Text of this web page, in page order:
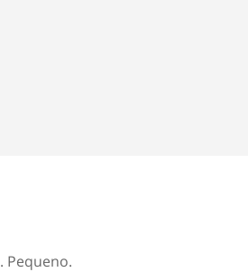
Pequeno.